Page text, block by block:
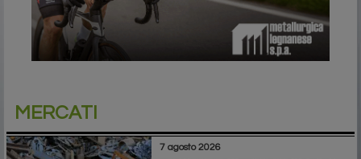
MERCATI
7 agosto 2026